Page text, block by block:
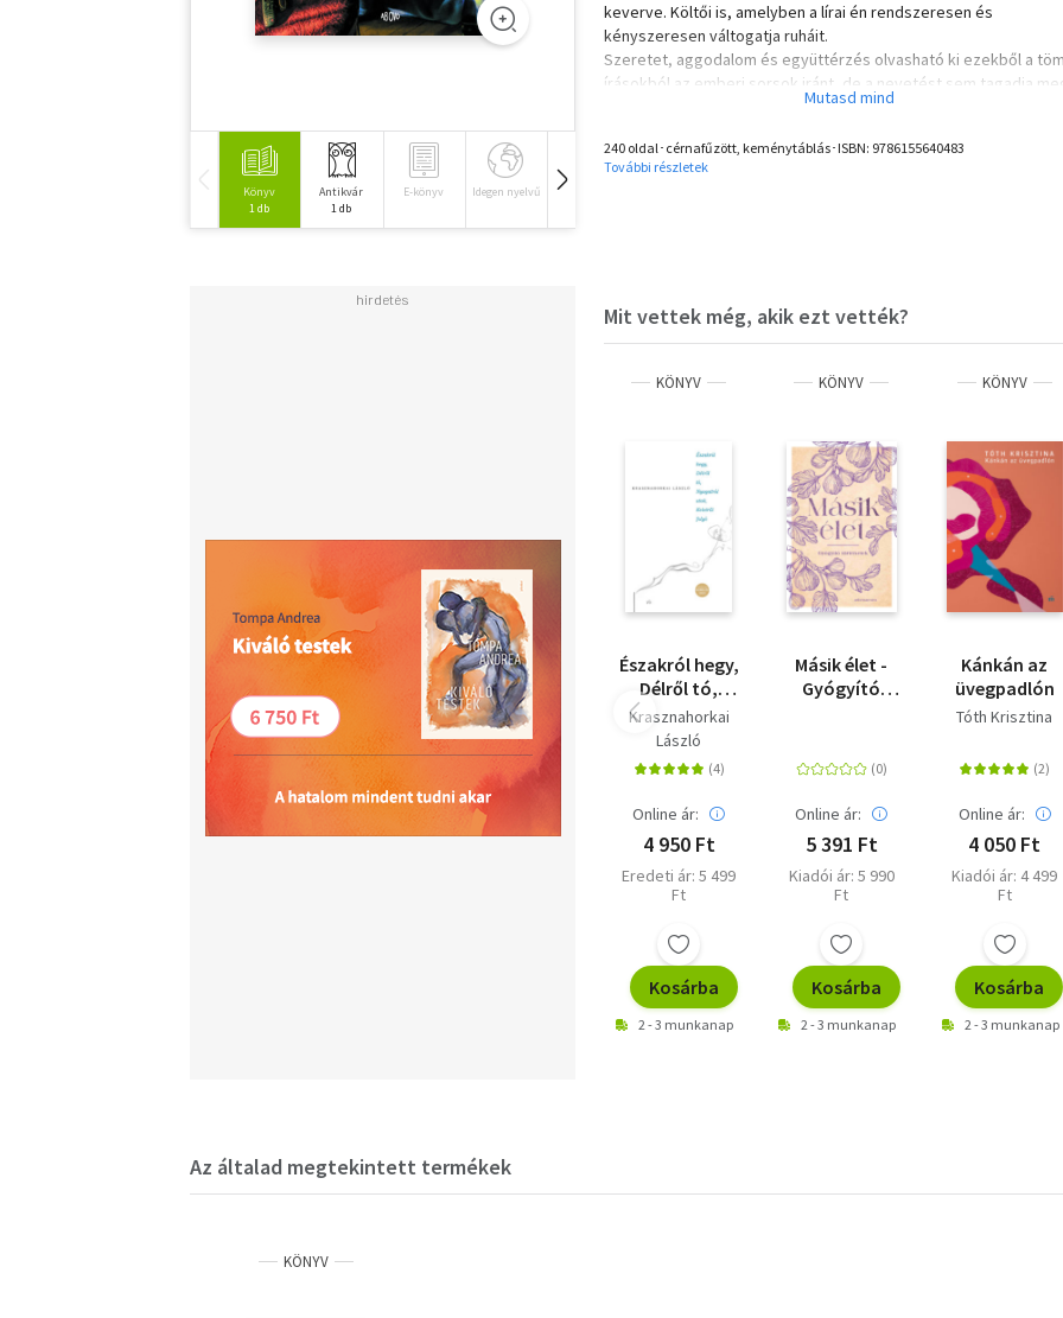
Könyv
1 db
Antikvár
1 db
E-könyv Idegen nyelvű Hangoskönyv
keverve. Költői is, amelyben a lírai én rendszeresen és
kényszeresen váltogatja ruháit.
Szeretet, aggodalom és együttérzés olvasható ki ezekből a
írásokból az emberi sorsok iránt, de a nevetést sem tagadja
tőlünk, hiszen látjuk, olyan kínzóan mulatságos sokszor az emberi
A kötet minden történetéhez egy-egy megragadott és
visszavarázsolható pillanatot rögzítő Oláh Gábor fotó is tartozik.
240 oldal･cérnafűzött, keménytáblás･ISBN: 9786155640483
További részletek
Mit vettek még, akik ezt vették?
KÖNYV
Északról hegy,
Délről tó,
Nyugatról
utak, Keletről
folyó
Krasznahorkai
László
Online ár:
4 950 Ft
Eredeti ár: 5 499
Ft
Kosárba
2 - 3 munkanap
KÖNYV
Másik élet -
Gyógyító
Online ár:
5 391 Ft
Kiadói ár: 5 990
Ft
Kosárba
2 - 3 munkanap
KÖNYV
Kánkán az
üvegpadlón
Tóth Krisztina
Online ár:
4 050 Ft
Kiadói ár: 4 499
Ft
Kosárba
2 - 3 munkanap
Az általad megtekintett termékek
KÖNYV